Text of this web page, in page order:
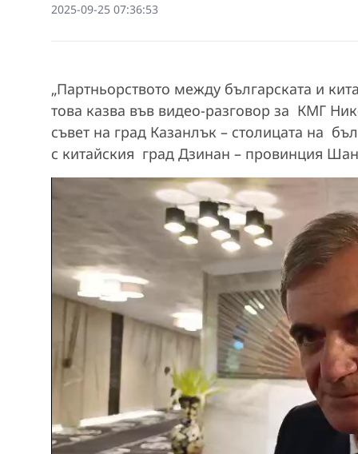
2025-09-25 07:36:53
„Партньорството между българската и
това казва във видео-разговор за КМГ
съвет на град Казанлък – столицата на
с китайския град Дзинан – провинция